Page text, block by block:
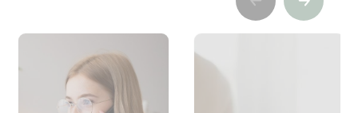
PreviousSuivant